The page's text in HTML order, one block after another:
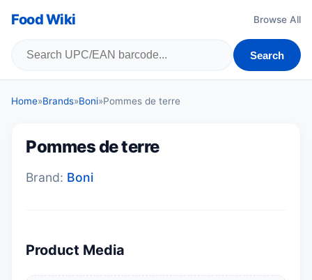
Food Wiki Browse All
Search
Home»Brands»Boni»Pommes de terre
Pommes de terre
Brand: Boni
Product Media